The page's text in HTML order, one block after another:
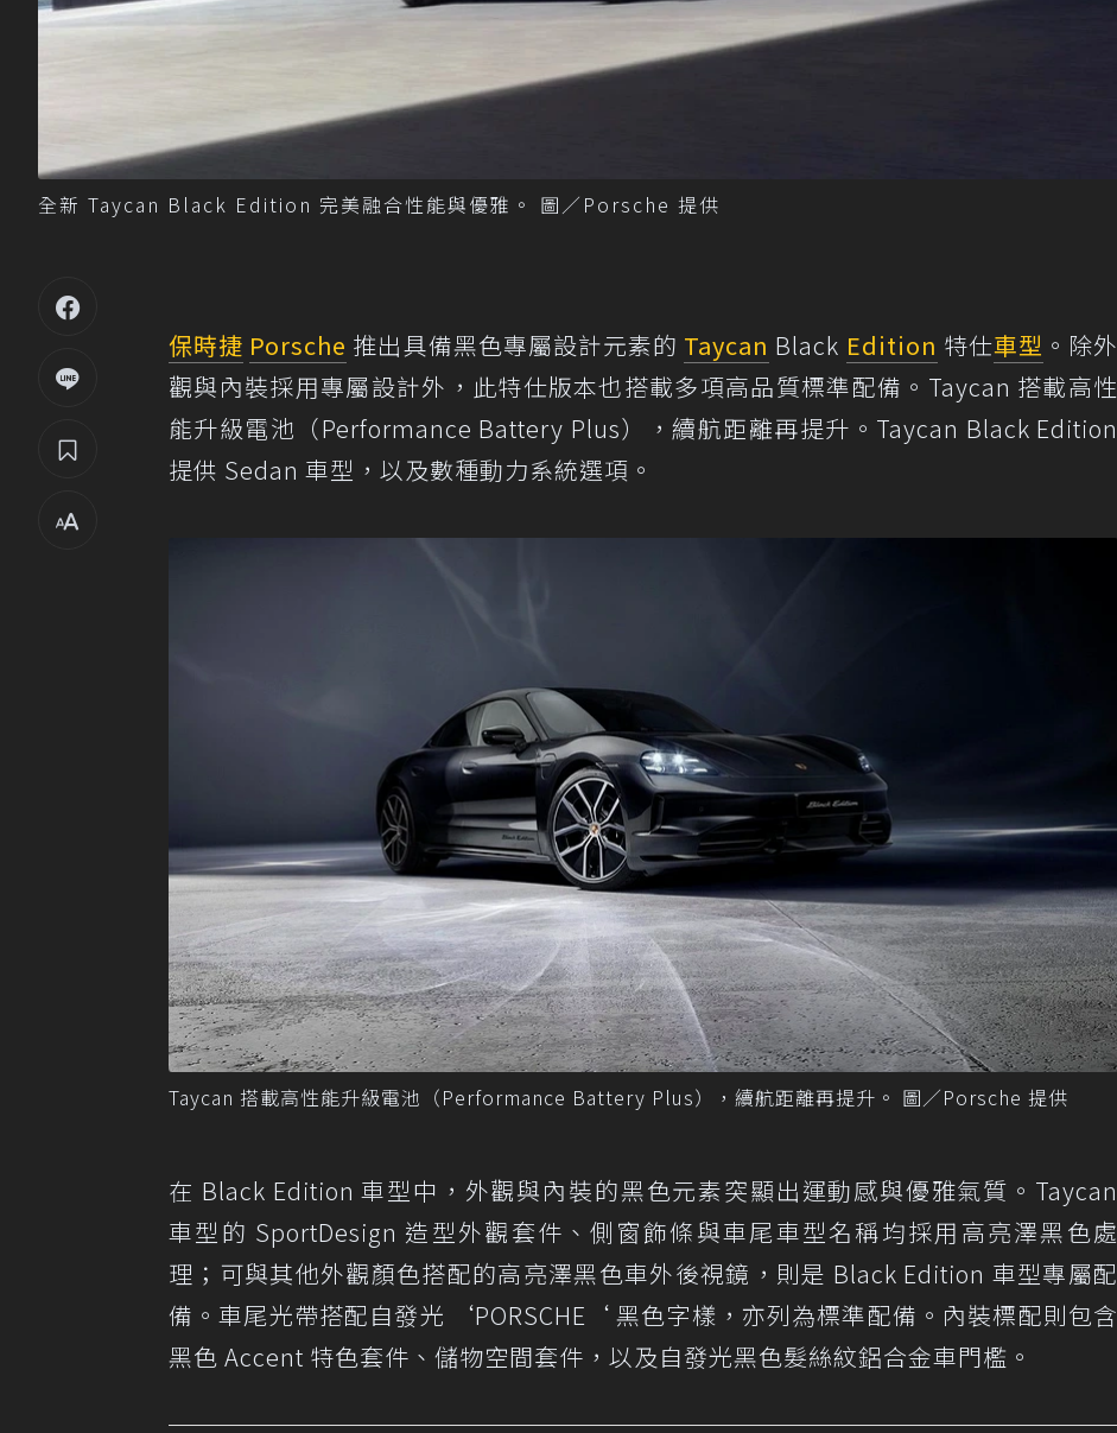
全新 Taycan Black Edition 完美融合性能與優雅。 圖／Porsche 提供
保時捷 Porsche 推出具備黑色專屬設計元素的 Taycan Black Edition 特仕車型 。除外
觀與內裝採用專屬設計外，此特仕版本也搭載多項高品質標準配備。Taycan 搭載高性
能升級電池（Performance Battery Plus），續航距離再提升。Taycan Black Edition
提供 Sedan 車型，以及數種動力系統選項。
Taycan 搭載高性能升級電池（Performance Battery Plus），續航距離再提升。 圖／Porsche 提供
在 Black Edition 車型中，外觀與內裝的黑色元素突顯出運動感與優雅氣質。Taycan
車型的 SportDesign 造型外觀套件、側窗飾條與車尾車型名稱均採用高亮澤黑色處
理；可與其他外觀顏色搭配的高亮澤黑色車外後視鏡，則是 Black Edition 車型專屬配
備。車尾光帶搭配自發光 ‘PORSCHE‘ 黑色字樣，亦列為標準配備。內裝標配則包含
黑色 Accent 特色套件、儲物空間套件，以及自發光黑色髮絲紋鋁合金車門檻。